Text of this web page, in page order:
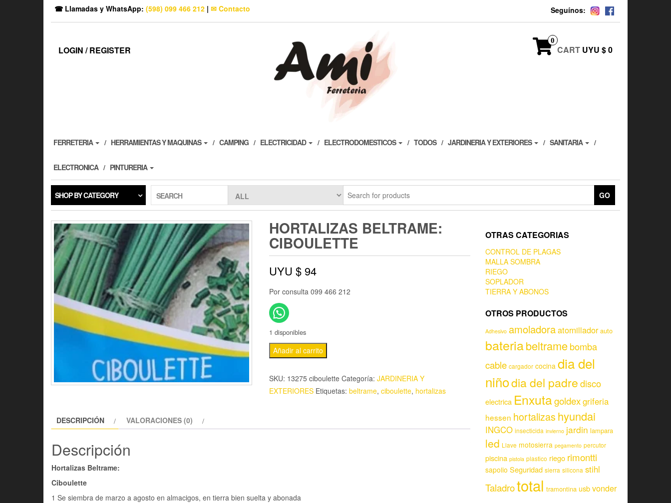
☎ Llamadas y WhatsApp: (598) 099 466 212 | ✉ Contacto Seguínos:
LOGIN / REGISTER
0
CART UYU $ 0
FERRETERIA HERRAMIENTAS Y MAQUINAS CAMPING ELECTRICIDAD ELECTRODOMESTICOS TODOS JARDINERIA Y EXTERIORES SANITARIA
ELECTRONICA PINTURERIA
SHOP BY CATEGORY SEARCH GO
HORTALIZAS BELTRAME:
CIBOULETTE
UYU $ 94
Por consulta 099 466 212
1 disponibles
Añadir al carrito
SKU: 13275 ciboulette Categoría: JARDINERIA Y
EXTERIORES Etiquetas: beltrame, ciboulette, hortalizas
DESCRIPCIÓN VALORACIONES (0)
Descripción
Hortalizas Beltrame:
Ciboulette
1 Se siembra de marzo a agosto en almacigos, en tierra bien suelta y abonada
OTRAS CATEGORIAS
CONTROL DE PLAGAS
MALLA SOMBRA
RIEGO
SOPLADOR
TIERRA Y ABONOS
OTROS PRODUCTOS
Adhesivo amoladoraatornillador auto
bateriabeltramebomba
cable cargador cocina dia del
niñodia del padredisco
electrica Enxutagoldexgriferia
hessen hortalizas hyundai
INGCO insecticida invierno jardin lampara
led Llave motosierra pegamento percutor
piscina pistola plastico riego rimontti
sapolio Seguridad sierra silicona stihl
Taladrototal tramontina usbvonder